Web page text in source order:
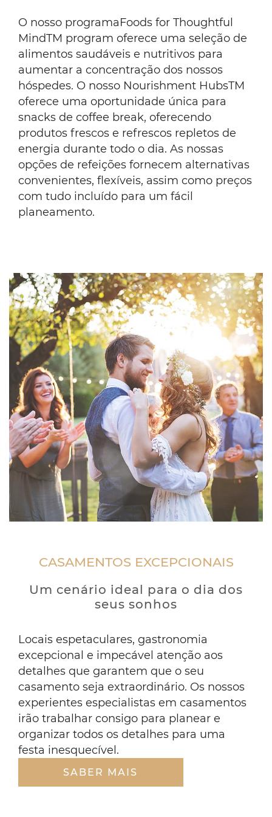
O nosso programaFoods for Thoughtful
MindTM program oferece uma seleção de
alimentos saudáveis e nutritivos para
aumentar a concentração dos nossos
hóspedes. O nosso Nourishment HubsTM
oferece uma oportunidade única para
snacks de coffee break, oferecendo
produtos frescos e refrescos repletos de
energia durante todo o dia. As nossas
opções de refeições fornecem alternativas
convenientes, flexíveis, assim como preços
com tudo incluído para um fácil
planeamento.
dancing
under
CASAMENTOS EXCEPCIONAIS
Um cenário ideal para o dia dos
seus sonhos
Locais espetaculares, gastronomia
excepcional e impecável atenção aos
detalhes que garantem que o seu
casamento seja extraordinário. Os nossos
experientes especialistas em casamentos
irão trabalhar consigo para planear e
organizar todos os detalhes para uma
festa inesquecível.
SABER MAIS